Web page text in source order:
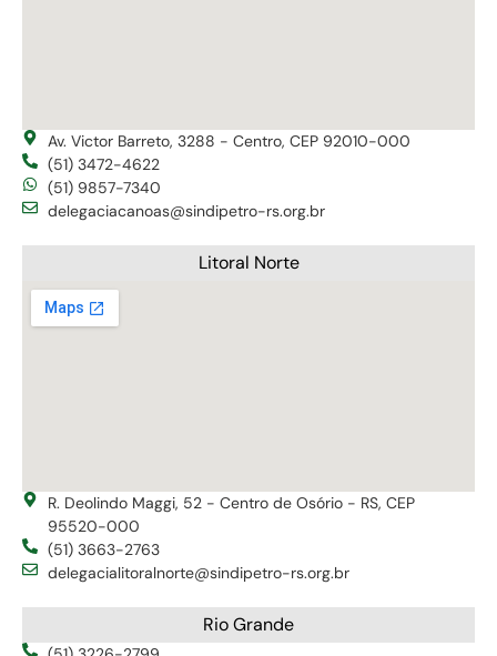
Av. Victor Barreto, 3288 - Centro, CEP 92010-000
(51) 3472-4622
(51) 9857-7340
delegaciacanoas@sindipetro-rs.org.br
Litoral Norte
R. Deolindo Maggi, 52 - Centro de Osório - RS, CEP
95520-000
(51) 3663-2763
delegacialitoralnorte@sindipetro-rs.org.br
Rio Grande